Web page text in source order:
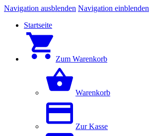
Navigation ausblenden Navigation einblenden
Startseite
Zum Warenkorb
Warenkorb
Zur Kasse